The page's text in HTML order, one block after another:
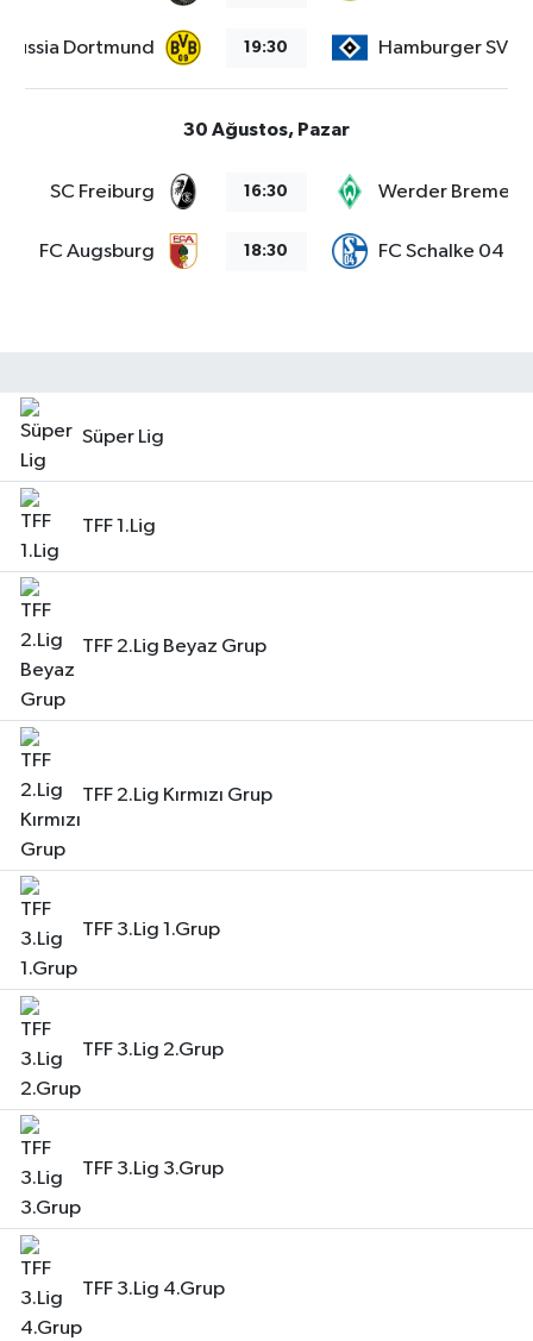
Dortmund 19:30 Hamburger SV
30 Ağustos, Pazar
SC Freiburg 16:30 Werder Bremen
FC Augsburg 18:30 FC Schalke 04
Süper Lig
TFF 1.Lig
TFF 2.Lig Beyaz Grup
TFF 2.Lig Kırmızı Grup
TFF 3.Lig 1.Grup
TFF 3.Lig 2.Grup
TFF 3.Lig 3.Grup
TFF 3.Lig 4.Grup